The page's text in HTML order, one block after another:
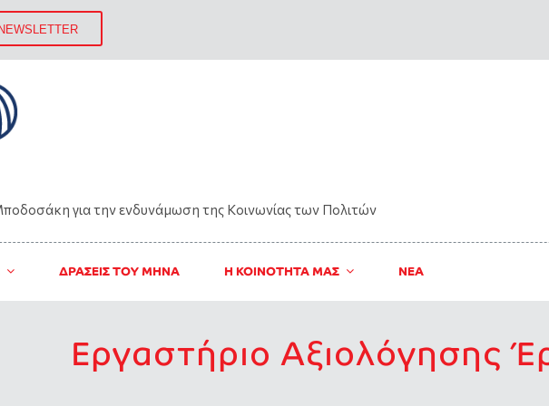
για την ενδυνάμωση της Kοινωνίας των Πολιτών
ΔΡΑΣΕΙΣ ΤΟΥ ΜΗΝΑ Η ΚΟΙΝΟΤΗΤΑ ΜΑΣ ΝΈΑ
Εργαστήριο Αξιολόγησης